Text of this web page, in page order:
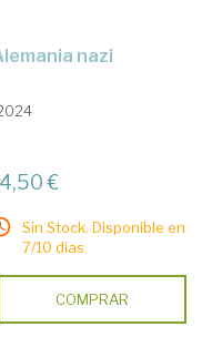
nazi
€
Sin Stock. Disponible en
7/10 días.
COMPRAR